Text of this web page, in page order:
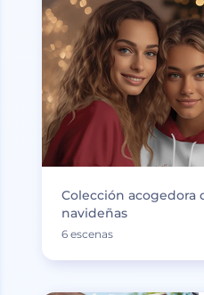
Colección acogedora
navideñas
6 escenas